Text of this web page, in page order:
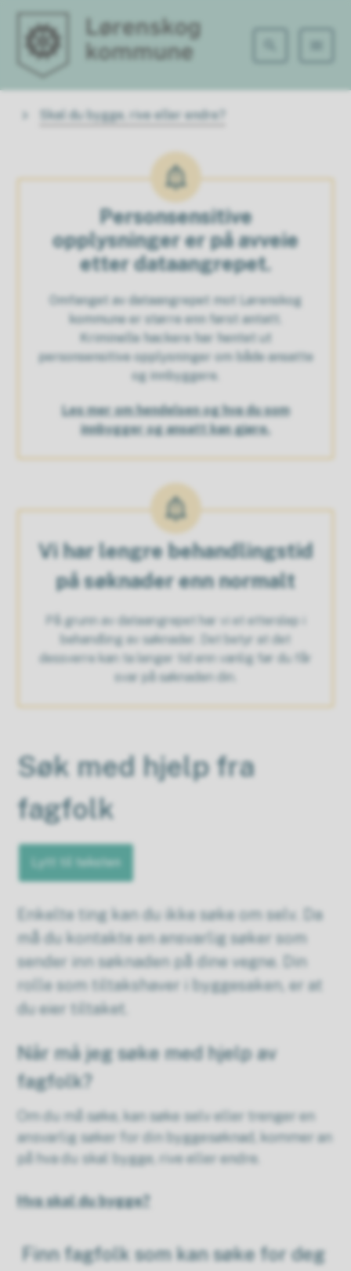
Lørenskog kommune
Du er her:
Skal du bygge, rive eller endre?
Personsensitive
opplysninger er på avveie
etter dataangrepet.
Omfanget av dataangrepet mot Lørenskog
kommune er større enn først antatt.
Kriminelle hackere har hentet ut
personsensitive opplysninger om både ansatte
og innbyggere.
Les mer om hendelsen og hva du som
innbygger og ansatt kan gjøre.
Vi har lengre behandlingstid
på søknader enn normalt
På grunn av dataangrepet har vi et etterslep i
behandling av søknader. Det betyr at det
dessverre kan ta lenger tid enn vanlig før du får
svar på søknaden din.
Søk med hjelp fra
fagfolk
Lytt til teksten
Enkelte ting kan du ikke søke om selv. Da
må du kontakte en ansvarlig søker som
sender inn søknaden på dine vegne. Din
rolle som tiltakshaver i byggesaken, er at
du eier tiltaket.
Når må jeg søke med hjelp av
fagfolk?
Om du må søke, kan søke selv eller trenger en
ansvarlig søker for din byggesøknad, kommer an
på hva du skal bygge, rive eller endre.
Hva skal du bygge?
Finn fagfolk som kan søke for deg